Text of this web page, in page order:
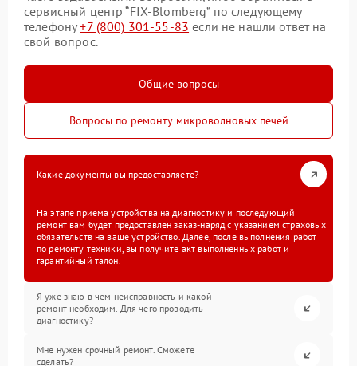
сервисный центр “FIX-Blomberg” по следующему
телефону+7 (800) 301-55-83 если не нашли ответ на
свой вопрос.
Общие вопросы
Вопросы по ремонту микроволновых печей
Какие документы вы предоставляете?
На этапе приема устройства на диагностику и последующий
ремонт вам будет предоставлен заказ-наряд с указанием страховых
обязательств на ваше устройство. Далее, после выполнения работ
по ремонту техники, вы получите акт выполненных работ и
гарантийный талон.
Я уже знаю в чем неисправность и какой
ремонт необходим. Для чего проводить
диагностику?
Мне нужен срочный ремонт. Сможете
сделать?